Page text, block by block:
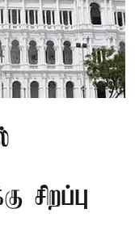
சிறப்பு